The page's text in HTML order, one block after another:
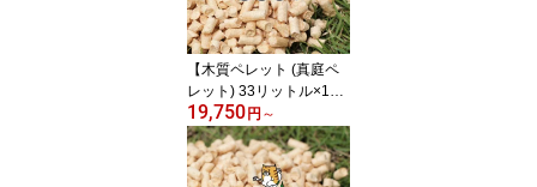
【木質ペレット (真庭ペ
レット) 33リットル×10
袋 計330リットル〜（20
kg 10袋 200kg）ペレッ
トストーブ 用燃料・ネコ
砂(猫砂・ねこ砂)用にも
19,750円 ～